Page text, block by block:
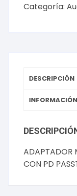
HDMI
100W
Categoría:
DESCRIPCIÓN
ADAPTADOR
CON PD